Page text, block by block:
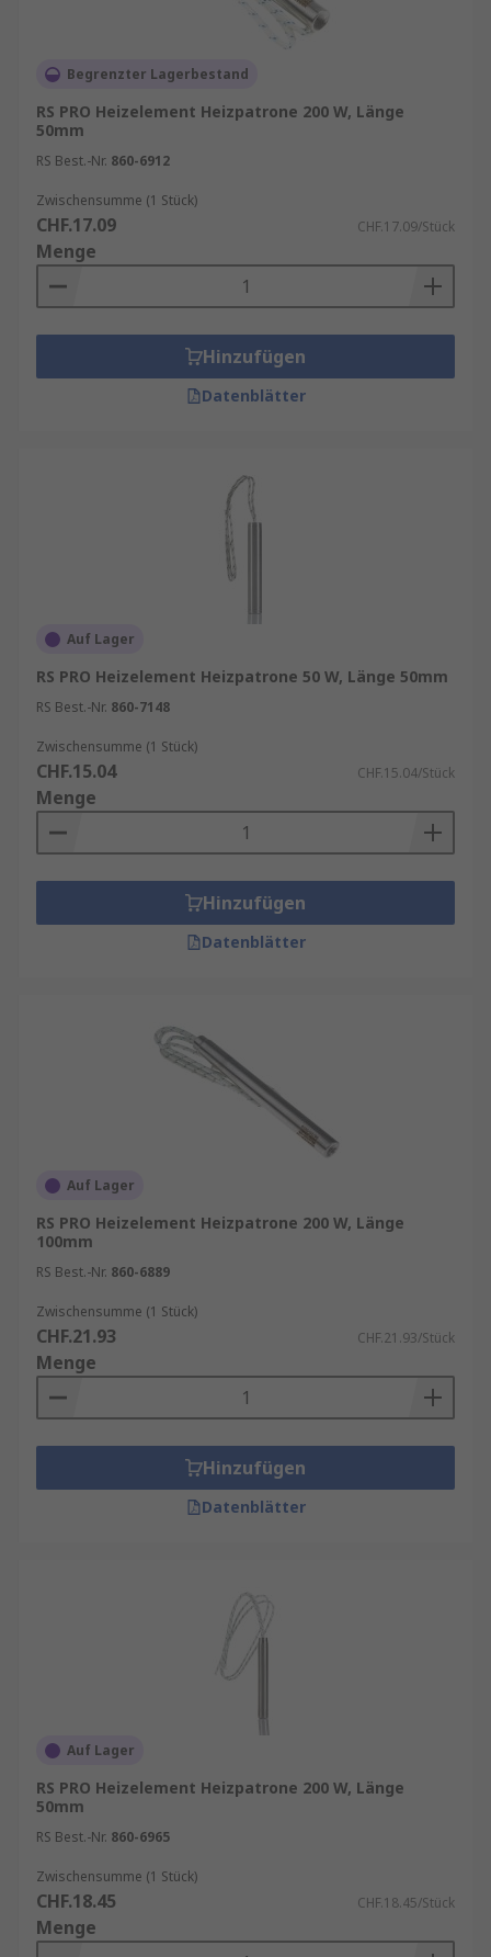
Begrenzter Lagerbestand
RS PRO Heizelement Heizpatrone 200 W, Länge
50mm
RS Best.-Nr. 860-6912
Zwischensumme (1 Stück)
CHF.17.09 CHF.17.09/Stück
Menge
Hinzufügen
Datenblätter
Auf Lager
RS PRO Heizelement Heizpatrone 50 W, Länge 50mm
RS Best.-Nr. 860-7148
Zwischensumme (1 Stück)
CHF.15.04 CHF.15.04/Stück
Menge
Hinzufügen
Datenblätter
Auf Lager
RS PRO Heizelement Heizpatrone 200 W, Länge
100mm
RS Best.-Nr. 860-6889
Zwischensumme (1 Stück)
CHF.21.93 CHF.21.93/Stück
Menge
Hinzufügen
Datenblätter
Auf Lager
RS PRO Heizelement Heizpatrone 200 W, Länge
50mm
RS Best.-Nr. 860-6965
Zwischensumme (1 Stück)
CHF.18.45 CHF.18.45/Stück
Menge